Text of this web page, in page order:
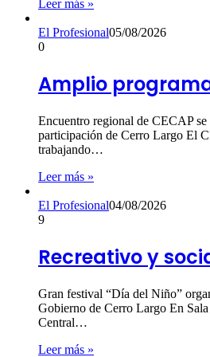
Leer más »
El Profesional05/08/2026
0
Amplio
Encuentro regional de CECAP
participación de Cerro Largo El
trabajando…
Leer más »
El Profesional04/08/2026
9
Recreativo y
Gran festival “Día del Niño”
Gobierno de Cerro Largo En
Central…
Leer más »